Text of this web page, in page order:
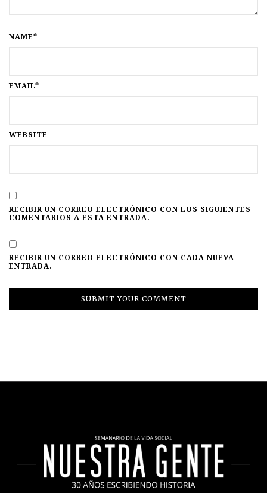
NAME*
EMAIL*
WEBSITE
RECIBIR UN CORREO ELECTRÓNICO CON LOS SIGUIENTES
COMENTARIOS A ESTA ENTRADA.
RECIBIR UN CORREO ELECTRÓNICO CON CADA NUEVA
ENTRADA.